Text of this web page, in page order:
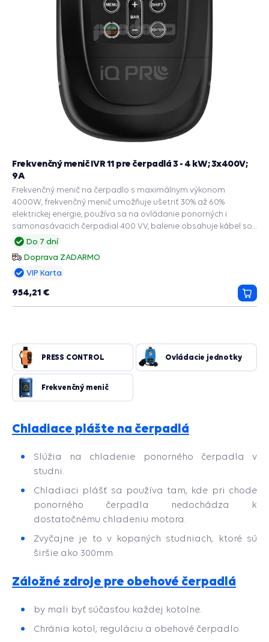
Do 7 dní
Doprava ZADARMO
Frekvenčný menič IVR 11 pre čerpadlá 3 - 4 kW; 3x400V;
9A
Frekvenčný menič na čerpadlo s maximálnym výkonom
4000W, frekvenčný menič umožňuje ušetriť 30% až 60%
elektrickej energie, používa sa na ovládanie ponorných i
samonasávacich čerpadial 400 VV, balenie obsahuje kábel so
zásuvkou, napájací kábel, zapojené čidlo na snímanie tlaku, a
reštart suchobehu, Ochrana chodu na sucho, Ochrana pred
nadprúdom / prepätím / podpätím, Ochrana proti preťaženiu ,
Ochrana proti nadmernému tlaku, Ochrana proti nadmernej
teplote, Ochrana proti zamrznutiu, Regulácia otáčok,
VIP Karta
954,21 €
do
PRESS CONTROL Ovládacie jednotky
Frekvenčný menič
Chladiace plášte na čerpadlá
Slúžia na chladenie ponorného čerpadla v
studni.
Chladiaci plášť sa používa tam, kde pri chode
ponorného čerpadla nedochádza k
dostatočnému chladeniu motora.
Zvyčajne je to v kopaných studniach, ktoré sú
širšie ako 300mm.
Záložné zdroje pre obehové čerpadlá
by mali byť súčasťou každej kotolne.
Chránia kotol, reguláciu a obehové čerpadlo.